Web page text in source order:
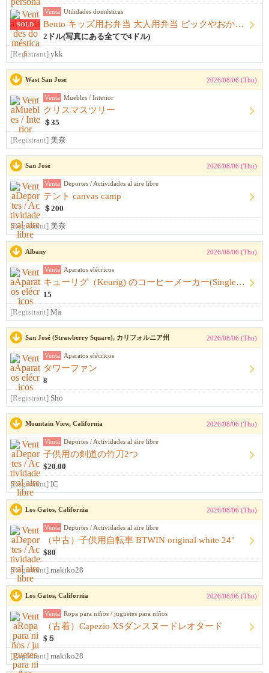
SOLD
Venta Utilidades domésticas
Bento キッズ用お弁当 大人用弁当 ピックやおかずカップ他
2ドル(写真にある全てで4ドル)
[Registrant] ykk
Wast San Jose 2026/08/06 (Thu)
Venta Muebles / Interior
クリスマスツリー
＄35
[Registrant] 美奈
San Jose 2026/08/06 (Thu)
Venta Deportes / Actividades al aire libre
テント canvas camp
＄200
[Registrant] 美奈
Albany 2026/08/06 (Thu)
Venta Aparatos elécricos
キューリグ（Keurig) のコーヒーメーカー(Single Serve Coffee) Maker
15
[Registrant] Ma
San José (Strawberry Square), カリフォルニア州 2026/08/06 (Thu)
Venta Aparatos elécricos
タワーファン
8
[Registrant] Sho
Mountain View, California 2026/08/06 (Thu)
Venta Deportes / Actividades al aire libre
子供用の剣道の竹刀2つ
$20.00
[Registrant] IC
Los Gatos, California 2026/08/06 (Thu)
Venta Deportes / Actividades al aire libre
（中古）子供用自転車 BTWIN original white 24"
$80
[Registrant] makiko28
Los Gatos, California 2026/08/06 (Thu)
Venta Ropa para niños / juguetes para niños
（古着）Capezio XSダンスヌードレオタード
$５
[Registrant] makiko28